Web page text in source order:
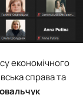
економічного
справа та